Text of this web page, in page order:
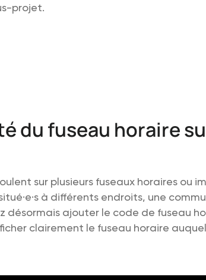
projet.
du fuseau horaire
sur plusieurs fuseaux horaires ou
à différents endroits, une
désormais ajouter le code de fuseau
clairement le fuseau horaire